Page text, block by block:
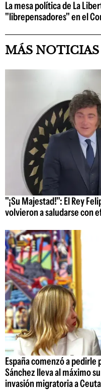
La mesa política de La
"librepensadores" en el
MÁS NOTICIAS
"¡Su Majestad!": El Rey
volvieron a saludarse con
España comenzó a pedirle
Sánchez lleva al máximo
invasión migratoria a Ceuta